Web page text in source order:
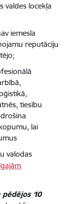
valdes locekļa
iemesla
reputāciju
tiesību
lai
valodas
10